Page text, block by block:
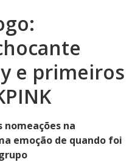
e primeiros
na
emoção de quando foi